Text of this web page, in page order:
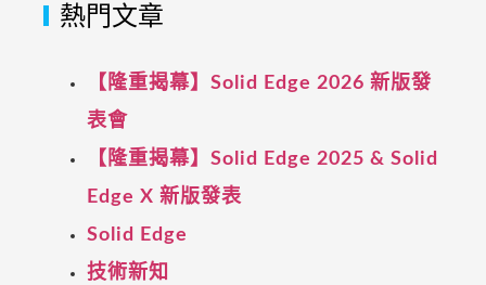
熱門文章
【隆重揭幕】Solid Edge 2026 新版發
表會
【隆重揭幕】Solid Edge 2025 & Solid
Edge X 新版發表
Solid Edge
技術新知